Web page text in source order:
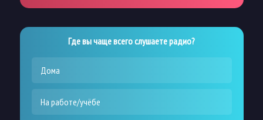
Где вы чаще всего слушаете радио?
Дома
На работе/учёбе